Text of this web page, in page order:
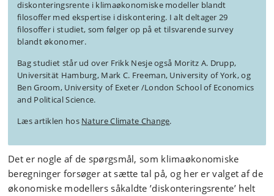
diskonteringsrente i klimaøkonomiske modeller blandt
filosoffer med ekspertise i diskontering. I alt deltager 29
filosoffer i studiet, som følger op på et tilsvarende survey
blandt økonomer.
Bag studiet står ud over Frikk Nesje også Moritz A. Drupp,
Universität Hamburg, Mark C. Freeman, University of York, og
Ben Groom, University of Exeter /London School of Economics
and Political Science.
Læs artiklen hos Nature Climate Change.
Det er nogle af de spørgsmål, som klimaøkonomiske
beregninger forsøger at sætte tal på, og her er valget af de
økonomiske modellers såkaldte ’diskonteringsrente’ helt